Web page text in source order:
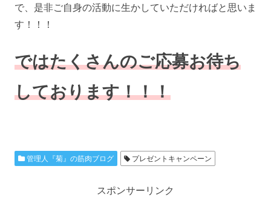
で、是非ご自身の活動に生かしていただければと思いま
す！！！
ではたくさんのご応募お待ち
しております！！！
管理人『菊』の筋肉ブログ プレゼントキャンペーン
スポンサーリンク